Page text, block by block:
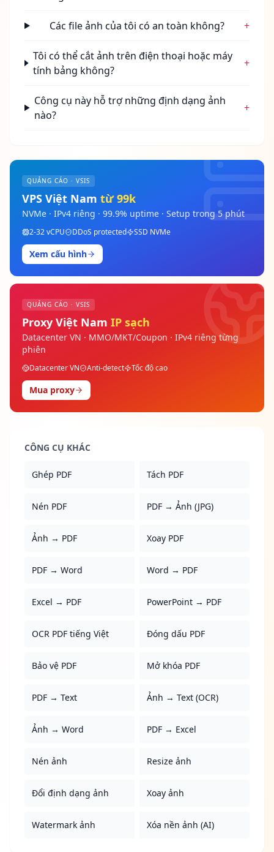
Các file ảnh của tôi có an toàn không? +
Tôi có thể cắt ảnh trên điện thoại hoặc máy
tính bảng không?
+
Công cụ này hỗ trợ những định dạng ảnh
nào?
+
QUẢNG CÁO · VSIS
VPS Việt Nam từ 99k
NVMe · IPv4 riêng · 99.9% uptime · Setup trong 5 phút
2-32 vCPU DDoS protected SSD NVMe
Xem cấu hình
QUẢNG CÁO · VSIS
Proxy Việt Nam IP sạch
Datacenter VN · MMO/MKT/Coupon · IPv4 riêng từng
phiên
Datacenter VN Anti-detect Tốc độ cao
Mua proxy
CÔNG CỤ KHÁC
Ghép PDF Tách PDF
Nén PDF PDF → Ảnh (JPG)
Ảnh → PDF Xoay PDF
PDF → Word Word → PDF
Excel → PDF PowerPoint → PDF
OCR PDF tiếng Việt Đóng dấu PDF
Bảo vệ PDF Mở khóa PDF
PDF → Text Ảnh → Text (OCR)
Ảnh → Word PDF → Excel
Nén ảnh Resize ảnh
Đổi định dạng ảnh Xoay ảnh
Watermark ảnh Xóa nền ảnh (AI)